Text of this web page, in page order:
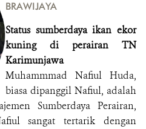
BRAWIJAYA
Status sumberdaya ikan ekor
kuning di perairan TN
Karimunjawa
Muhammmad Nafiul Huda,
biasa dipanggil Nafiul, adalah
Sumberdaya Perairan,
sangat tertarik dengan